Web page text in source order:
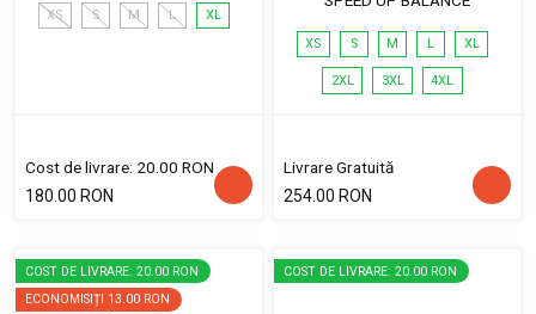
XS S M L XL
Cost de livrare: 20.00 RON
180.00 RON
XS S M L XL
2XL 3XL 4XL
Livrare Gratuită
254.00 RON
COST DE LIVRARE: 20.00 RON
ECONOMISIȚI 13.00 RON
COST DE LIVRARE: 20.00 RON